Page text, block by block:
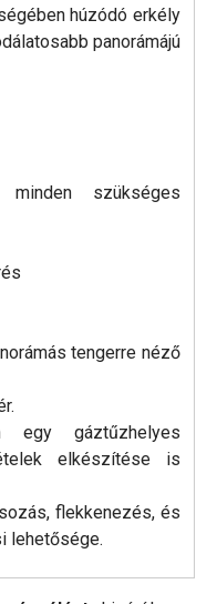
húzódó erkély
panorámájú
szükséges
tengerre néző
egy gáztűzhelyes
elkészítése is
flekkenezés, és
lehetősége.